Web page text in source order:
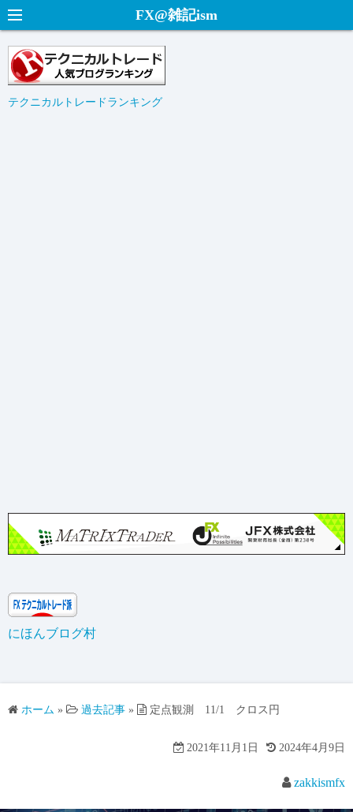
コ
ン
テ
ン
へ
FX@雑記ism
テクニカルトレードランキング
にほんブログ村
ホーム » 過去記事 » 定点観測 11/1 クロス円
2021年11月1日 2024年4月9日
zakkismfx